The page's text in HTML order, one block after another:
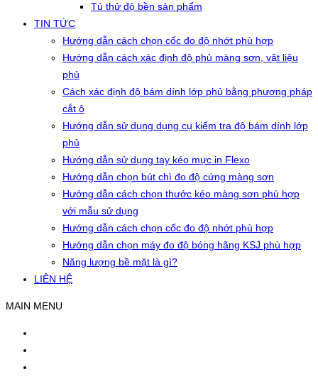
Tủ thử độ bền sản phẩm
TIN TỨC
Hướng dẫn cách chọn cốc đo độ nhớt phù hợp
Hướng dẫn cách xác định độ phủ màng sơn, vật liệu
phủ
Cách xác định độ bám dính lớp phủ bằng phương pháp
cắt ô
Hướng dẫn sử dụng dụng cụ kiểm tra độ bám dính lớp
phủ
Hướng dẫn sử dụng tay kéo mực in Flexo
Hướng dẫn chọn bút chì đo độ cứng màng sơn
Hướng dẫn cách chọn thước kéo màng sơn phù hợp
với mẫu sử dụng
Hướng dẫn cách chọn cốc đo độ nhớt phù hợp
Hướng dẫn chọn máy đo độ bóng hãng KSJ phù hợp
Năng lượng bề mặt là gì?
LIÊN HỆ
MAIN MENU